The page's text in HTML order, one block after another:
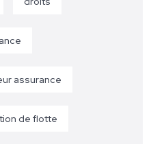
assurance
de flotte